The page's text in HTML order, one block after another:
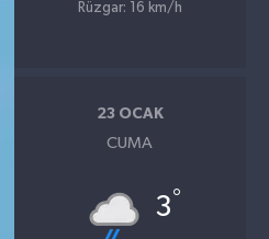
Rüzgar: 16 km/h
23 OCAK
CUMA
3°